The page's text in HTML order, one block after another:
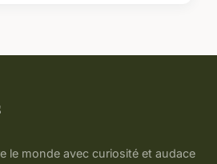
le monde avec curiosité et audace